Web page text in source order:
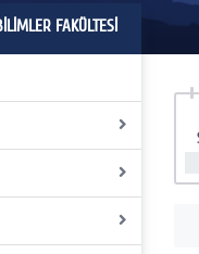
FAKÜLTESİ